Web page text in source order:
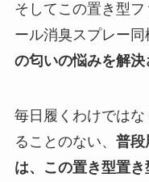
そしてこの置き型
ール消臭スプレー同
の匂いの悩みを解決
毎日履くわけでは
ることのない、 普段
は、この置き型置